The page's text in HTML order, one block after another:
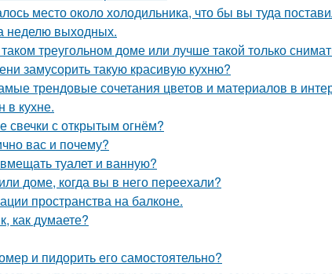
место около холодильника, что бы вы туда
неделю выходных.
треугольном доме или лучше такой только
замусорить такую красивую кухню?
трендовые сочетания цветов и материалов в
в кухне.
свечки с открытым огнём?
вас и почему?
туалет и ванную?
доме, когда вы в него переехали?
пространства на балконе.
как думаете?
и пидорить его самостоятельно?